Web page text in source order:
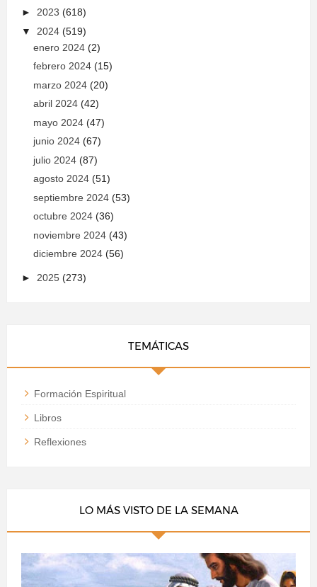
► 2023 (618)
▼ 2024 (519)
enero 2024 (2)
febrero 2024 (15)
marzo 2024 (20)
abril 2024 (42)
mayo 2024 (47)
junio 2024 (67)
julio 2024 (87)
agosto 2024 (51)
septiembre 2024 (53)
octubre 2024 (36)
noviembre 2024 (43)
diciembre 2024 (56)
► 2025 (273)
TEMÁTICAS
Formación Espiritual
Libros
Reflexiones
LO MÁS VISTO DE LA SEMANA